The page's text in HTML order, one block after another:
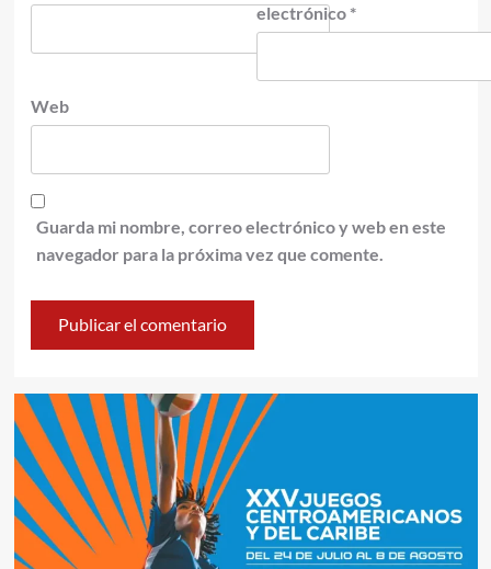
electrónico *
Web
Guarda mi nombre, correo electrónico y web en este
navegador para la próxima vez que comente.